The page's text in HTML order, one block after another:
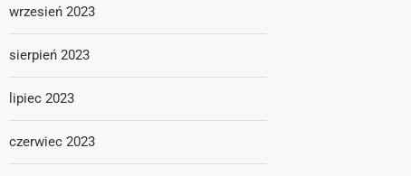
wrzesień 2023
sierpień 2023
lipiec 2023
czerwiec 2023